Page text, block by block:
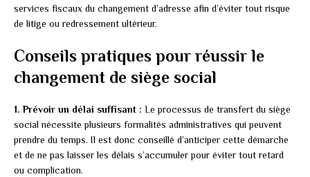
services fiscaux du changement d’adresse afin d’éviter tout risque
de litige ou redressement ultérieur.
Conseils pratiques pour réussir le
changement de siège social
1. Prévoir un délai suffisant : Le processus de transfert du siège
social nécessite plusieurs formalités administratives qui peuvent
prendre du temps. Il est donc conseillé d’anticiper cette démarche
et de ne pas laisser les délais s’accumuler pour éviter tout retard
ou complication.